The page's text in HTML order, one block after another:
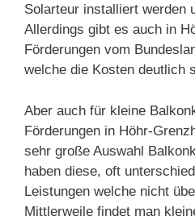
Solarteur installiert werden
Allerdings gibt es auch in
Förderungen vom
welche die Kosten deutlich
Aber auch für kleine
Förderungen in Höhr-
sehr große Auswahl
haben diese, oft
Leistungen welche nicht
Mittlerweile findet man